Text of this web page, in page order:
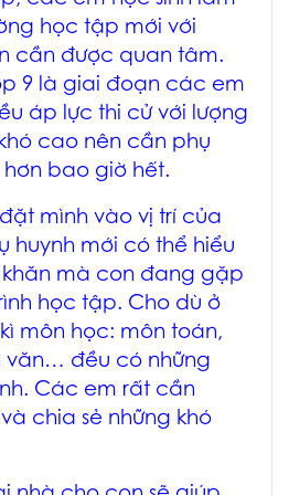
học tập mới với
cần được quan tâm.
9 là giai đoạn các em
áp lực thi cử với lượng
cao nên cần phụ
bao giờ hết.
đặt mình vào vị trí của
huynh mới có thể hiểu
mà con đang gặp
học tập. Cho dù ở
môn học: môn toán,
văn… đều có những
Các em rất cần
chia sẻ những khó